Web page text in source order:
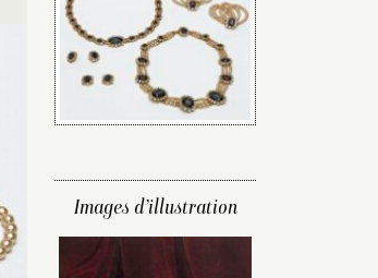
Images d’illustration